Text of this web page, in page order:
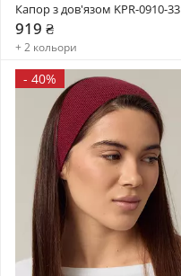
Капор з дов'язом KPR-0910-33
919 ₴
+ 2 кольори
- 40%